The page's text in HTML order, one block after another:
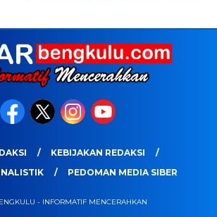
KEBIJAKAN REDAKSI
PEDOMAN MEDIA SIBER
- INFORMATIF MENCERAHKAN